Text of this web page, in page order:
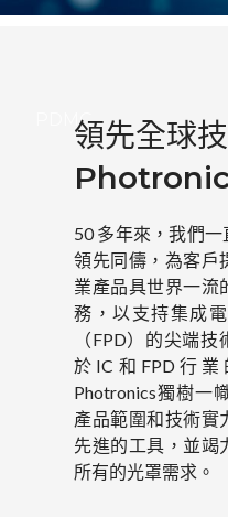
PDMC領先全球
50 多年來，我們
領先同儔，為客戶
業產品具世界一流
務，以支持集成
（FPD）的尖端
於IC和FPD行
Photronics獨樹一
產品範圍和技術實
先進的工具，並竭
所有的光罩需求。